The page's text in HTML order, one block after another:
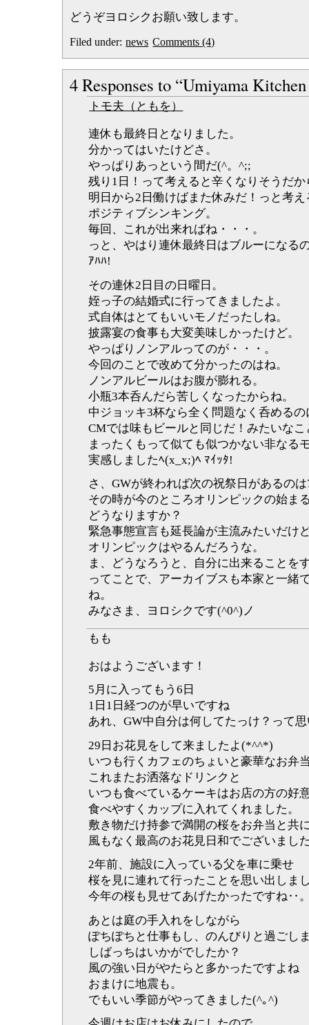
どうぞヨロシクお願い致します。
Filed under: news Comments (4)
4 Responses to “Umiyama
トモ夫（ともを）
連休も最終日となりました。
分かってはいたけどさ。
やっぱりあっという間だ(^。^;;
残り1日！って考えると辛くなりそうだか
明日から2日働けばまた休みだ！っと考
ポジティブシンキング。
毎回、これが出来ればね・・・。
っと、やはり連休最終日はブルーにな
ｱﾊﾊ!
その連休2日目の日曜日。
姪っ子の結婚式に行ってきましたよ。
式自体はとてもいいモノだったしね。
披露宴の食事も大変美味しかったけど。
やっぱりノンアルってのが・・・。
今回のことで改めて分かったのはね。
ノンアルビールはお腹が膨れる。
小瓶3本呑んだら苦しくなったからね。
中ジョッキ3杯なら全く問題なく呑めるの
CMでは味もビールと同じだ！みたいな
まったくもって似ても似つかない非なる
実感しましたﾍ(x_x;)ﾍ ﾏｲｯﾀ!
さ、GWが終われば次の祝祭日があるの
その時が今のところオリンピックの始ま
どうなりますか？
緊急事態宣言も延長論が主流みたいだけ
オリンピックはやるんだろうな。
ま、どうなろうと、自分に出来ることを
ってことで、アーカイブスも本家と一緒
ね。
みなさま、ヨロシクです(^0^)ノ
もも
おはようございます！
5月に入ってもう6日
1日1日経つのが早いですね
あれ、GW中自分は何してたっけ？って
29日お花見をして来ましたよ(*^^*)
いつも行くカフェのちょいと豪華なお弁
これまたお洒落なドリンクと
いつも食べているケーキはお店の方の好
食べやすくカップに入れてくれました。
敷き物だけ持参で満開の桜をお弁当と共
風もなく最高のお花見日和でございまし
2年前、施設に入っている父を車に乗せ
桜を見に連れて行ったことを思い出しま
今年の桜も見せてあげたかったですね‥
あとは庭の手入れをしながら
ぽちぽちと仕事もし、のんびりと過ごし
しばっちはいかがでしたか？
風の強い日がやたらと多かったですよね
おまけに地震も。
でもいい季節がやってきました(^｡^)